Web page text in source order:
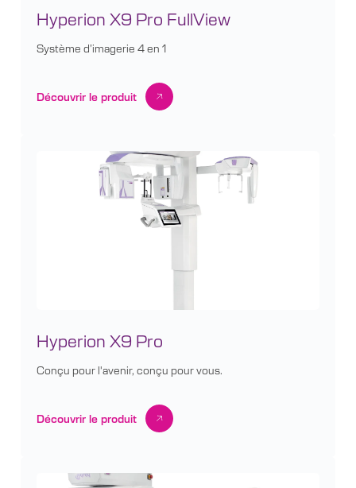
Hyperion X9 Pro FullView
Système d’imagerie 4 en 1
Découvrir le produit
Hyperion X9 Pro
Conçu pour l'avenir, conçu pour vous.
Découvrir le produit